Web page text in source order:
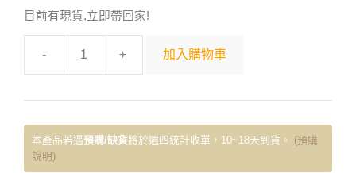
目前有現貨,立即帶回家!
- + 加入購物車
本產品若遇預購/缺貨將於週四統計收單，10~18天到貨。 (預購
說明)